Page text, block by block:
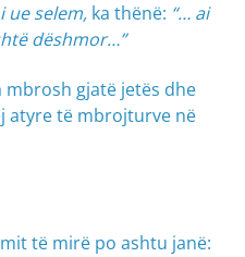
ue selem, ka thënë: “… ai
dëshmor…”
mbrosh gjatë jetës dhe
atyre të mbrojturve në
të mirë po ashtu janë: